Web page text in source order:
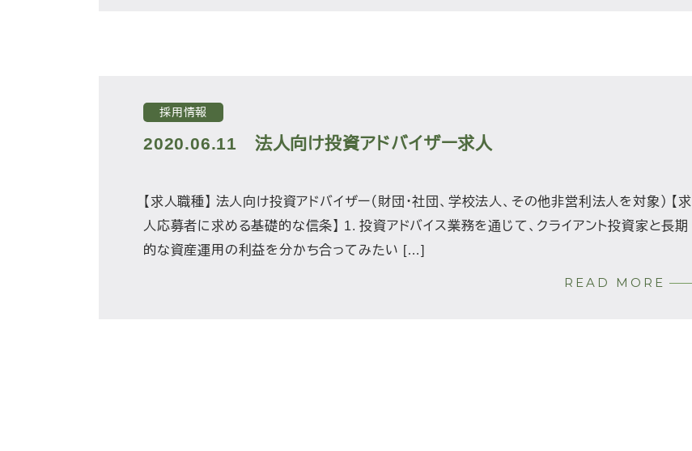
採用情報
2020.06.11 法人向け投資アドバイザー求人
【求人職種】 法人向け投資アドバイザー（財団・社団、学校法人、その他非営利法人を対象） 【求
人応募者に求める基礎的な信条】 1. 投資アドバイス業務を通じて、クライアント投資家と長期
的な資産運用の利益を分かち合ってみたい […]
READ MORE